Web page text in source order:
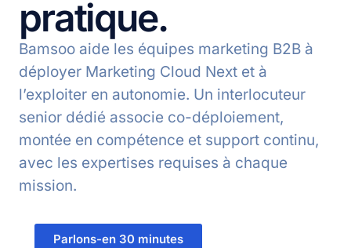
pratique.
Bamsoo aide les équipes marketing B2B à
déployer Marketing Cloud Next et à
l’exploiter en autonomie. Un interlocuteur
senior dédié associe co-déploiement,
montée en compétence et support continu,
avec les expertises requises à chaque
mission.
Parlons-en 30 minutes